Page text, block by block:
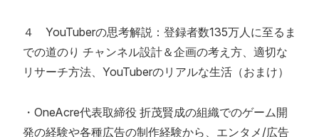
４ YouTuberの思考解説：登録者数135万人に至るま
での道のり チャンネル設計＆企画の考え方、適切な
リサーチ方法、YouTuberのリアルな生活（おまけ）
・OneAcre代表取締役 折茂賢成の組織でのゲーム開
発の経験や各種広告の制作経験から、エンタメ/広告